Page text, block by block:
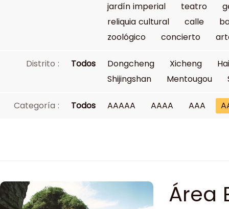
jardín imperial
teatro
reliquia cultural
calle
zoológico
concierto
Distrito : Todos Dongcheng Xicheng
Shijingshan
Mentougou
Categoría : Todos AAAAA AAAA AAA
Área